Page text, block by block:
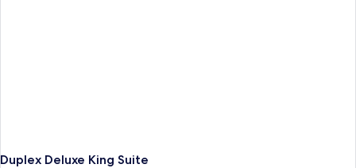
Duplex Deluxe King Suite